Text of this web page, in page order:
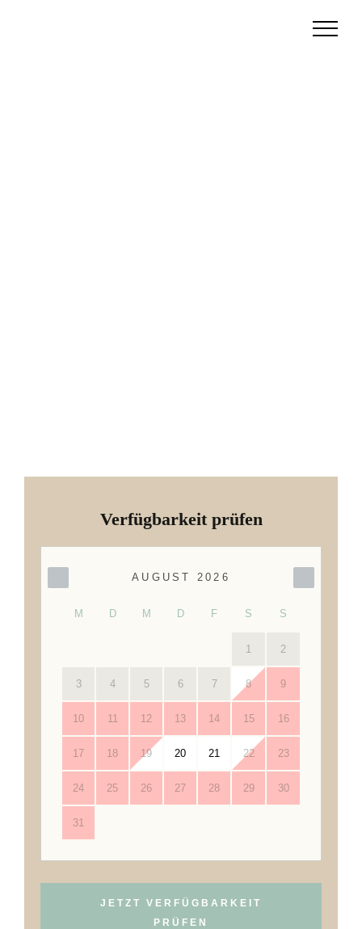
Verfügbarkeit prüfen
Skip Booking Form
AUGUST 2026
M D M D F S S
1 2
3 4 5 6 7 8 9
10 11 12 13 14 15 16
17 18 19 20 21 22 23
24 25 26 27 28 29 30
31
JETZT VERFÜGBARKEIT
PRÜFEN